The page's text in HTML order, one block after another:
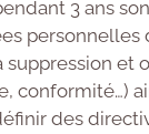
3 ans
personnelles
des